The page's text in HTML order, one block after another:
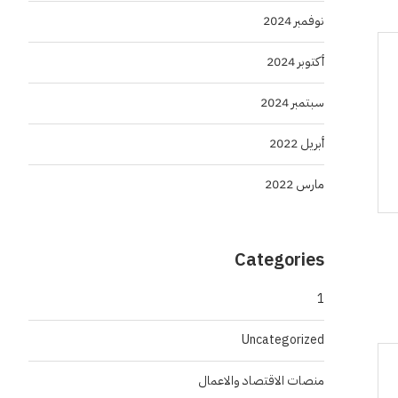
نوفمبر 2024
أكتوبر 2024
سبتمبر 2024
أبريل 2022
مارس 2022
Categories
1
Uncategorized
منصات الاقتصاد والاعمال